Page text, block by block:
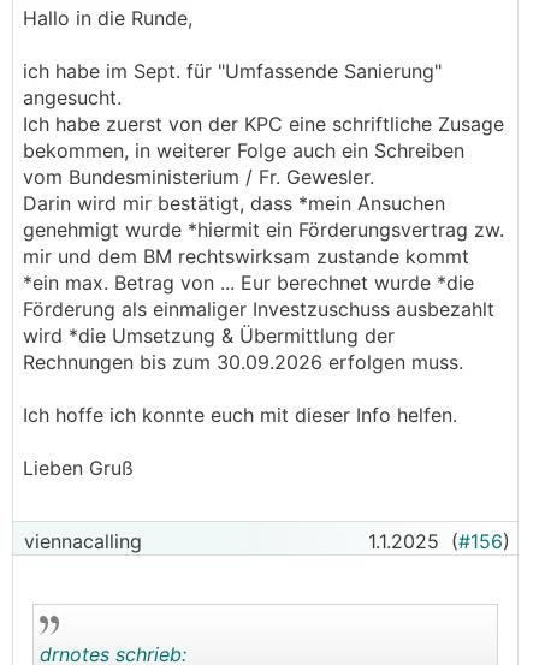
Hallo in die Runde,
ich habe im Sept. für "Umfassende Sanierung"
angesucht.
Ich habe zuerst von der KPC eine schriftliche Zusage
bekommen, in weiterer Folge auch ein Schreiben
vom Bundesministerium / Fr. Gewesler.
Darin wird mir bestätigt, dass *mein Ansuchen
genehmigt wurde *hiermit ein Förderungsvertrag zw.
mir und dem BM rechtswirksam zustande kommt
*ein max. Betrag von ... Eur berechnet wurde *die
Förderung als einmaliger Investzuschuss ausbezahlt
wird *die Umsetzung & Übermittlung der
Rechnungen bis zum 30.09.2026 erfolgen muss.
Ich hoffe ich konnte euch mit dieser Info helfen.
Lieben Gruß
viennacalling 1.1.2025 (#156)
drnotes schrieb: